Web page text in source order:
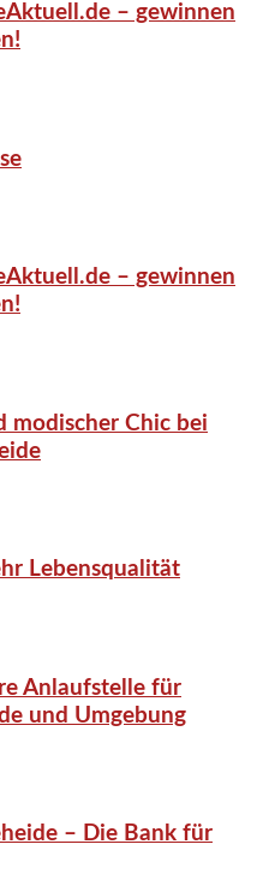
– gewinnen
– gewinnen
modischer Chic bei
Lebensqualität
Anlaufstelle für
und Umgebung
– Die Bank für